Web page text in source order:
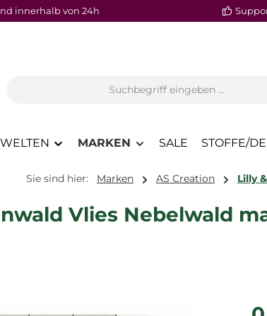
innerhalb von 24h
MARKEN SALE STOFFE/
Sie sind hier: Marken AS Creation Lilly
Vlies Nebelwald